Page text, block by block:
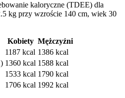
kaloryczne (TDEE) dla
kg przy wzroście 140 cm, wiek 30
Kobiety Mężczyźni
1187 kcal 1386 kcal
1360 kcal 1588 kcal
1533 kcal 1790 kcal
1706 kcal 1992 kcal